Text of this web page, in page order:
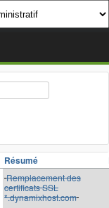
Résumé
Remplacement des
certificats SSL
*.dynamixhost.com